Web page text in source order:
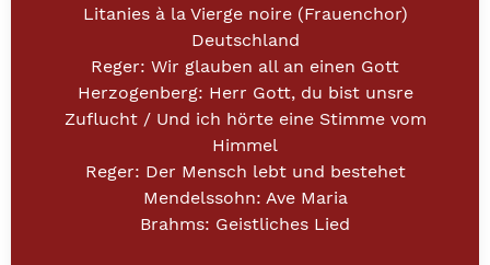
Litanies à la Vierge noire (Frauenchor)
Deutschland
Reger: Wir glauben all an einen Gott
Herzogenberg: Herr Gott, du bist unsre
Zuflucht / Und ich hörte eine Stimme vom
Himmel
Reger: Der Mensch lebt und bestehet
Mendelssohn: Ave Maria
Brahms: Geistliches Lied